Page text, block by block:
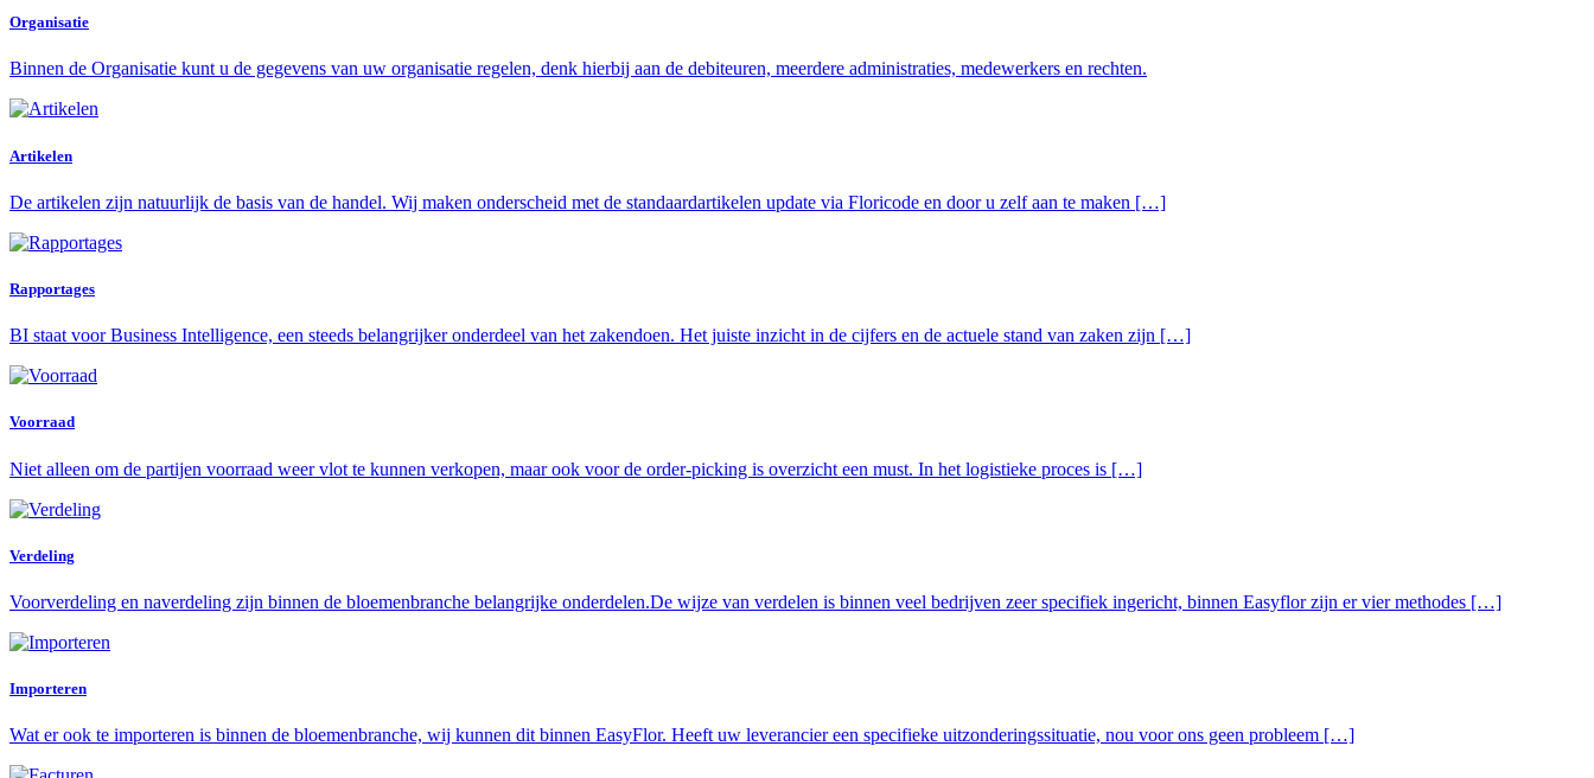
Organisatie
Binnen de Organisatie kunt u de gegevens van uw organisatie regelen, denk hierbij aan de debiteuren, meerdere administraties, medewerkers en rechten.
Artikelen
De artikelen zijn natuurlijk de basis van de handel. Wij maken onderscheid met de standaardartikelen update via Floricode en door u zelf aan te maken […]
Rapportages
BI staat voor Business Intelligence, een steeds belangrijker onderdeel van het zakendoen. Het juiste inzicht in de cijfers en de actuele stand van zaken zijn […]
Voorraad
Niet alleen om de partijen voorraad weer vlot te kunnen verkopen, maar ook voor de order-picking is overzicht een must. In het logistieke proces is […]
Verdeling
Voorverdeling en naverdeling zijn binnen de bloemenbranche belangrijke onderdelen.De wijze van verdelen is binnen veel bedrijven zeer specifiek ingericht, binnen Easyflor zijn er vier methodes […]
Importeren
Wat er ook te importeren is binnen de bloemenbranche, wij kunnen dit binnen EasyFlor. Heeft uw leverancier een specifieke uitzonderingssituatie, nou voor ons geen probleem […]